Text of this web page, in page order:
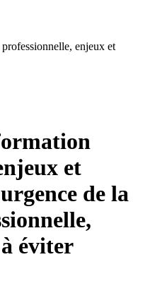
enjeux et
et
de la
éviter